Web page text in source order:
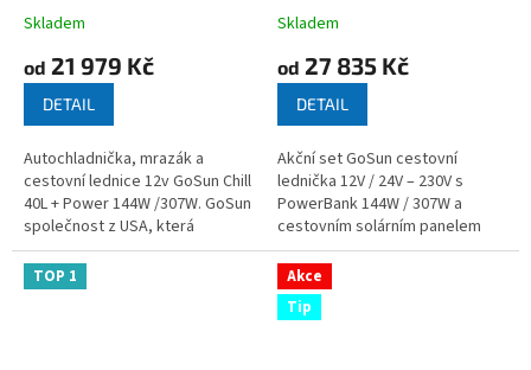
307W - 40L 12V / 24V -
Průměrné
produktu
5
hvězdiček.
Skladem
od 21 979 Kč
DETAIL
Autochladnička, mrazák a
cestovní lednice 12v GoSun Chill
40L + Power 144W /307W. GoSun
společnost z USA, která
revolucionovala solární vaření
prostřednictvím své
patentované...
Power 144 / 307W
Průměrné
produktu
5
hvězdiček.
Skladem
od 27 835 Kč
DETAIL
Akční set GoSun cestovní
lednička 12V / 24V – 230V s
PowerBank 144W / 307W a
cestovním solárním panelem
GoSun Solar Panel 30W+. For EU
customers - contact us here to
order...
TOP 1
Akce
Tip